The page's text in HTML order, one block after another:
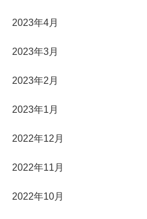
2023年4月
2023年3月
2023年2月
2023年1月
2022年12月
2022年11月
2022年10月